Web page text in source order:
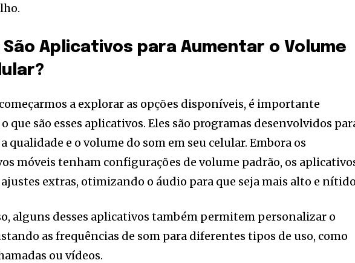
São Aplicativos para Aumentar o Volume
a explorar as opções disponíveis, é importante
que são esses aplicativos. Eles são programas desenvolvidos
qualidade e o volume do som em seu celular. Embora os
móveis tenham configurações de volume padrão, os
extras, otimizando o áudio para que seja mais alto e
alguns desses aplicativos também permitem personalizar o
as frequências de som para diferentes tipos de uso, como
ou vídeos.